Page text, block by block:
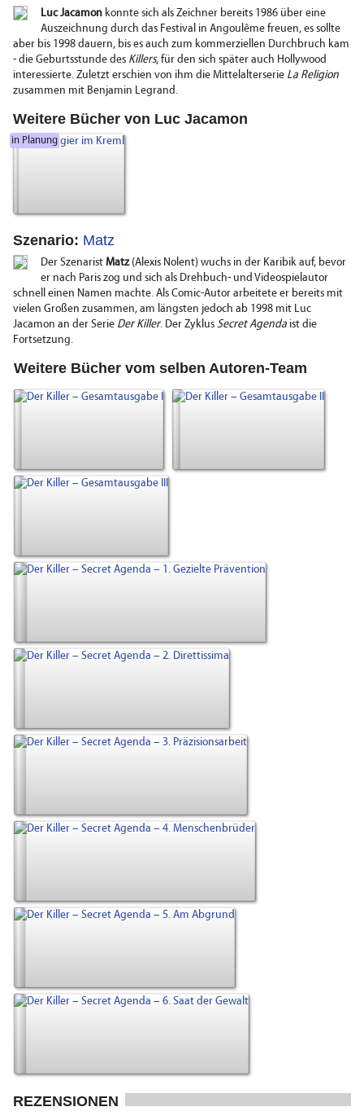
Luc Jacamon konnte sich als Zeichner bereits 1986 über eine
Auszeichnung durch das Festival in Angoulême freuen, es sollte
aber bis 1998 dauern, bis es auch zum kommerziellen Durchbruch kam
- die Geburtsstunde des Killers, für den sich später auch Hollywood
interessierte. Zuletzt erschien von ihm die Mittelalterserie La Religion
zusammen mit Benjamin Legrand.
Weitere Bücher von Luc Jacamon
in Planung
Szenario: Matz
Der Szenarist Matz (Alexis Nolent) wuchs in der Karibik auf, bevor
er nach Paris zog und sich als Drehbuch- und Videospielautor
schnell einen Namen machte. Als Comic-Autor arbeitete er bereits mit
vielen Großen zusammen, am längsten jedoch ab 1998 mit Luc
Jacamon an der Serie Der Killer. Der Zyklus Secret Agenda ist die
Fortsetzung.
Weitere Bücher vom selben Autoren-Team
REZENSIONEN